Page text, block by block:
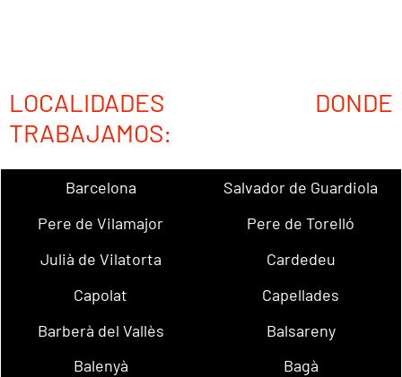
LOCALIDADES DONDE
TRABAJAMOS:
Barcelona
Salvador de Guardiola
Pere de Vilamajor
Pere de Torelló
Julià de Vilatorta
Cardedeu
Capolat
Capellades
Barberà del Vallès
Balsareny
Balenyà
Bagà